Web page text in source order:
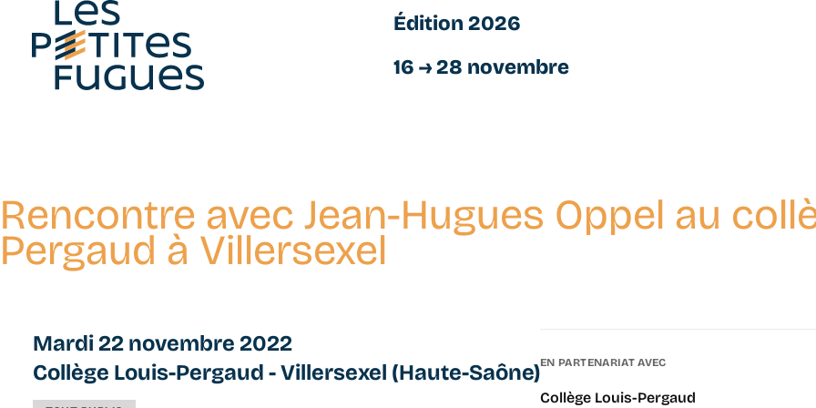
Aller
au
contenu
Édition 2026
16 → 28 novembre
Rencontre avec Jean-Hugues Oppel au
Pergaud à Villersexel
Mardi 22 novembre 2022
Collège Louis-Pergaud - Villersexel (Haute-Saône)EN PARTENARIAT AVEC
Collège Louis-Pergaud